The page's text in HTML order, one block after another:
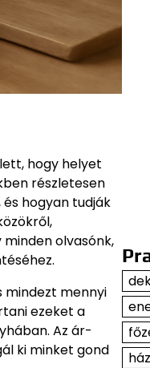
hogy helyet
részletesen
hogyan tudják
olvasónk,
mindezt mennyi
ezeket a
Az ár-
ki minket gond